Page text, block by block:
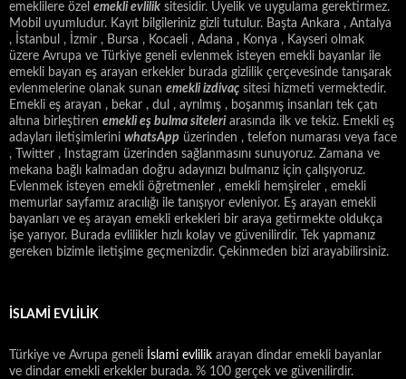
emeklilere özel emekli evlilik sitesidir. Üyelik ve uygulama gerektirmez.
Mobil uyumludur. Kayıt bilgileriniz gizli tutulur. Başta Ankara , Antalya
, İstanbul , İzmir , Bursa , Kocaeli , Adana , Konya , Kayseri olmak
üzere Avrupa ve Türkiye geneli evlenmek isteyen emekli bayanlar ile
emekli bayan eş arayan erkekler burada gizlilik çerçevesinde tanışarak
evlenmelerine olanak sunan emekli izdivaç sitesi hizmeti vermektedir.
Emekli eş arayan , bekar , dul , ayrılmış , boşanmış insanları tek çatı
altına birleştiren emekli eş bulma siteleri arasında ilk ve tekiz. Emekli eş
adayları iletişimlerini whatsApp üzerinden , telefon numarası veya face
, Twitter , Instagram üzerinden sağlanmasını sunuyoruz. Zamana ve
mekana bağlı kalmadan doğru adayınızı bulmanız için çalışıyoruz.
Evlenmek isteyen emekli öğretmenler , emekli hemşireler , emekli
memurlar sayfamız aracılığı ile tanışıyor evleniyor. Eş arayan emekli
bayanları ve eş arayan emekli erkekleri bir araya getirmekte oldukça
işe yarıyor. Burada evlilikler hızlı kolay ve güvenilirdir. Tek yapmanız
gereken bizimle iletişime geçmenizdir. Çekinmeden bizi arayabilirsiniz.
İSLAMİ EVLİLİK
Türkiye ve Avrupa geneli İslami evlilik arayan dindar emekli bayanlar
ve dindar emekli erkekler burada. % 100 gerçek ve güvenilirdir.